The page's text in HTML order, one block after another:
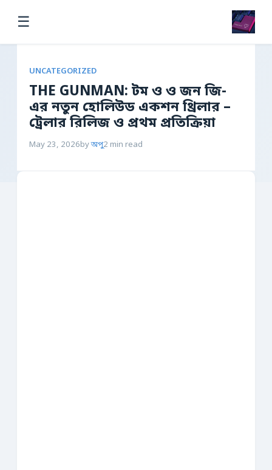
☰
UNCATEGORIZED
THE GUNMAN: টম ও ও জন জি-
এর নতুন হোলিউড একশন থ্রিলার –
ট্রেলার রিলিজ ও প্রথম প্রতিক্রিয়া
May 23, 2026byঅপু2 min read